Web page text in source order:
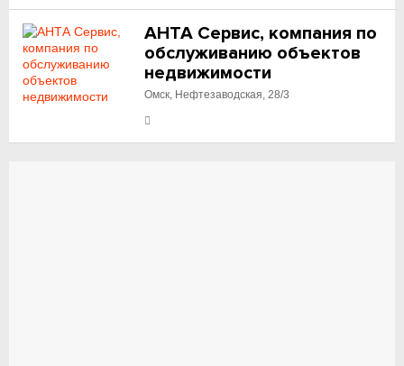
АНТА Сервис, компания по
обслуживанию объектов
недвижимости
Омск, Нефтезаводская, 28/3